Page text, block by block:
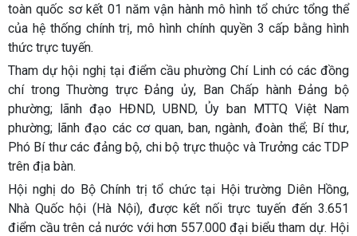
toàn quốc sơ kết 01 năm vận hành mô hình tổ chức tổng thể
của hệ thống chính trị, mô hình chính quyền 3 cấp bằng hình
thức trực tuyến.
Tham dự hội nghị tại điểm cầu phường Chí Linh có các đồng
chí trong Thường trực Đảng ủy, Ban Chấp hành Đảng bộ
phường; lãnh đạo HĐND, UBND, Ủy ban MTTQ Việt Nam
phường; lãnh đạo các cơ quan, ban, ngành, đoàn thể; Bí thư,
Phó Bí thư các đảng bộ, chi bộ trực thuộc và Trưởng các TDP
trên địa bàn.
Hội nghị do Bộ Chính trị tổ chức tại Hội trường Diên Hồng,
Nhà Quốc hội (Hà Nội), được kết nối trực tuyến đến 3.651
điểm cầu trên cả nước với hơn 557.000 đại biểu tham dự. Hội